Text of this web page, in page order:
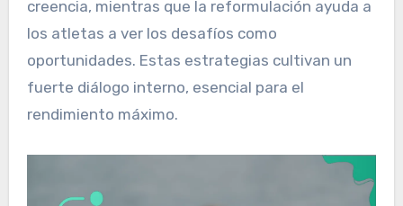
creencia, mientras que la reformulación ayuda a
los atletas a ver los desafíos como
oportunidades. Estas estrategias cultivan un
fuerte diálogo interno, esencial para el
rendimiento máximo.